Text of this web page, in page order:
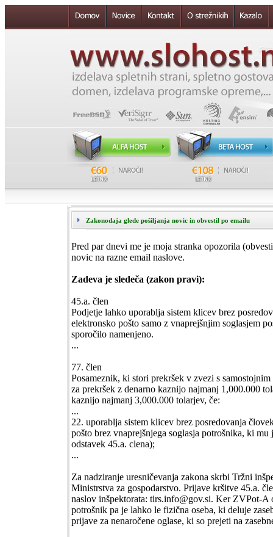
Zakonodaja glede pošiljanja novic in obvestil po emailu
Pred par dnevi me je moja stranka opozorila
novic na razne email naslove.
Zadeva je sledeča (zakon pravi):
45.a. člen
Podjetje lahko uporablja sistem klicev brez
elektronsko pošto samo z vnaprejšnjim soglasjem
sporočilo namenjeno.
...
77. člen
Posameznik, ki stori prekršek v zvezi s
za prekršek z denarno kaznijo najmanj 1,000.000
kaznijo najmanj 3,000.000 tolarjev, če:
...
22. uporablja sistem klicev brez posredovanja
pošto brez vnaprejšnjega soglasja potrošnika, ki
odstavek 45.a. clena);
...
Za nadziranje uresničevanja zakona skrbi Tržni
Ministrstva za gospodarstvo. Prijave kršitve 45.a.
naslov inšpektorata: tirs.info@gov.si. Ker ZVPot-A
potrošnik pa je lahko le fizična oseba, ki deluje
prijave za nenaročene oglase, ki so prejeti na